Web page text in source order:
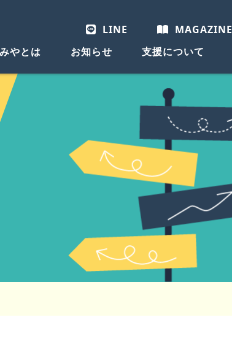
LINE MAGAZINE
やとは
お知らせ 支援について